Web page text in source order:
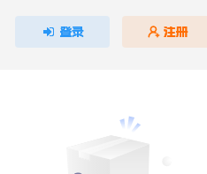
登录 注册